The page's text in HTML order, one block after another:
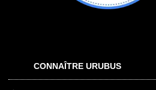
CONNAÎTRE URUBUS